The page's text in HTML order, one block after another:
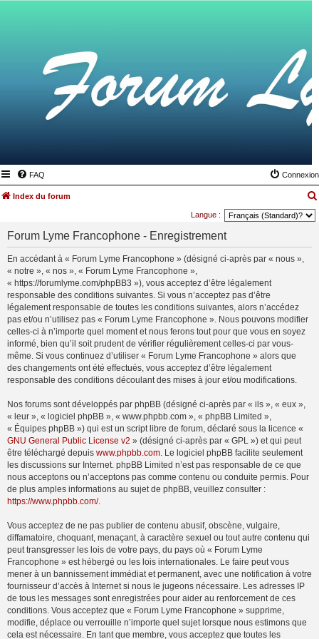
FAQ Connexion
Index du forum
Langue :
Forum Lyme Francophone - Enregistrement
En accédant à « Forum Lyme Francophone » (désigné ci-après par « nous »,
« notre », « nos », « Forum Lyme Francophone »,
« https://forumlyme.com/phpBB3 »), vous acceptez d’être légalement
responsable des conditions suivantes. Si vous n’acceptez pas d’être
légalement responsable de toutes les conditions suivantes, alors n’accédez
pas et/ou n’utilisez pas « Forum Lyme Francophone ». Nous pouvons modifier
celles-ci à n’importe quel moment et nous ferons tout pour que vous en soyez
informé, bien qu’il soit prudent de vérifier régulièrement celles-ci par vous-
même. Si vous continuez d’utiliser « Forum Lyme Francophone » alors que
des changements ont été effectués, vous acceptez d’être légalement
responsable des conditions découlant des mises à jour et/ou modifications.
Nos forums sont développés par phpBB (désigné ci-après par « ils », « eux »,
« leur », « logiciel phpBB », « www.phpbb.com », « phpBB Limited »,
« Équipes phpBB ») qui est un script libre de forum, déclaré sous la licence «
GNU General Public License v2 » (désigné ci-après par « GPL ») et qui peut
être téléchargé depuis www.phpbb.com. Le logiciel phpBB facilite seulement
les discussions sur Internet. phpBB Limited n’est pas responsable de ce que
nous acceptons ou n’acceptons pas comme contenu ou conduite permis. Pour
de plus amples informations au sujet de phpBB, veuillez consulter :
https://www.phpbb.com/.
Vous acceptez de ne pas publier de contenu abusif, obscène, vulgaire,
diffamatoire, choquant, menaçant, à caractère sexuel ou tout autre contenu qui
peut transgresser les lois de votre pays, du pays où « Forum Lyme
Francophone » est hébergé ou les lois internationales. Le faire peut vous
mener à un bannissement immédiat et permanent, avec une notification à votre
fournisseur d’accès à Internet si nous le jugeons nécessaire. Les adresses IP
de tous les messages sont enregistrées pour aider au renforcement de ces
conditions. Vous acceptez que « Forum Lyme Francophone » supprime,
modifie, déplace ou verrouille n’importe quel sujet lorsque nous estimons que
cela est nécessaire. En tant que membre, vous acceptez que toutes les